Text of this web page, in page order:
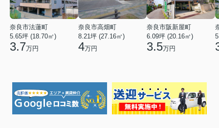
奈良市法蓮町
5.65坪 (18.70㎡)
3.7万円
奈良市高畑町
8.21坪 (27.16㎡)
4万円
奈良市阪新屋町
6.09坪 (20.16㎡)
3.5万円